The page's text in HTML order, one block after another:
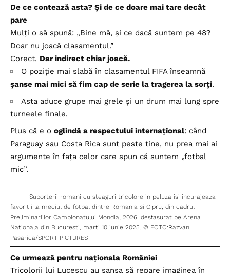
De ce contează asta? Și de ce doare mai tare decât
pare
Mulți o să spună: „Bine mă, și ce dacă suntem pe 48?
Doar nu joacă clasamentul.”
Corect. Dar indirect chiar joacă.
O poziție mai slabă în clasamentul FIFA înseamnă
șanse mai mici să fim cap de serie la tragerea la sorți.
Asta aduce grupe mai grele și un drum mai lung spre
turneele finale.
Plus că e o oglindă a respectului internațional: când
Paraguay sau Costa Rica sunt peste tine, nu prea mai ai
argumente în fața celor care spun că suntem „fotbal
mic”.
Suporterii romani cu steaguri tricolore in peluza isi incurajeaza
favoritii la meciul de fotbal dintre Romania si Cipru, din cadrul
Preliminariilor Campionatului Mondial 2026, desfasurat pe Arena
Nationala din Bucuresti, marti 10 iunie 2025. © FOTO:Razvan
Pasarica/SPORT PICTURES
Ce urmează pentru naționala României
Tricolorii lui Lucescu au șansa să repare imaginea în